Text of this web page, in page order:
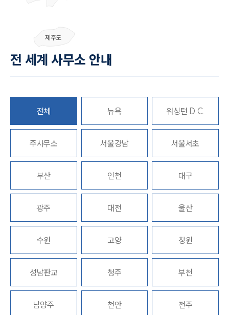
그룹소개
대륜의 강점
오시는 길
고객의 소리
통합검색
AI대륜
업무사례
사례분석/최신동향
법률정보
법률지식인
고객후기
업무분야
전체
구성원 소개
제주도
전 세계 사무소 안내
전체 뉴욕 워싱턴 D.C.
주사무소 서울강남 서울서초
부산 인천 대구
광주 대전 울산
수원 고양 창원
성남판교 청주 부천
남양주 천안 전주